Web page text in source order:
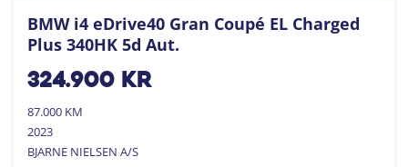
BMW i4 eDrive40 Gran Coupé EL Charged
Plus 340HK 5d Aut.
324.900kr
87.000 KM
2023
BJARNE NIELSEN A/S